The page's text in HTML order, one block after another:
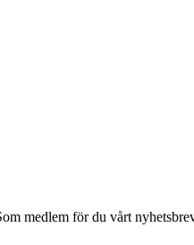
medlem för du vårt